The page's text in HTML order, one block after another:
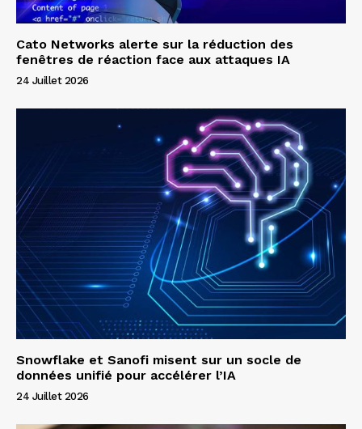
Cato Networks alerte sur la réduction des
fenêtres de réaction face aux attaques IA
24 Juillet 2026
Snowflake et Sanofi misent sur un socle de
données unifié pour accélérer l’IA
24 Juillet 2026